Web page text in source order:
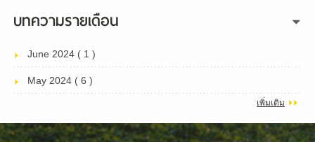
บทความรายเดือน
June 2024 ( 1 )
May 2024 ( 6 )
เพิ่มเติม